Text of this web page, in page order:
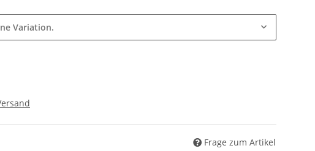
Variation.
Frage zum Artikel